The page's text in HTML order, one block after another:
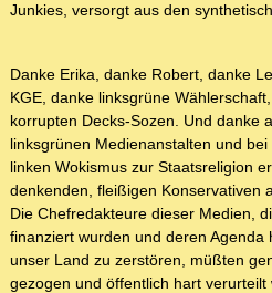
Junkies, versorgt aus den
Danke Erika, danke Robert, danke
KGE, danke linksgrüne
korrupten Decks-Sozen. Und danke
linksgrünen Medienanstalten und
linken Wokismus zur Staatsreligion
denkenden, fleißigen Konservativen
Die Chefredakteure dieser Medien,
finanziert wurden und deren
unser Land zu zerstören, müßten
gezogen und öffentlich hart